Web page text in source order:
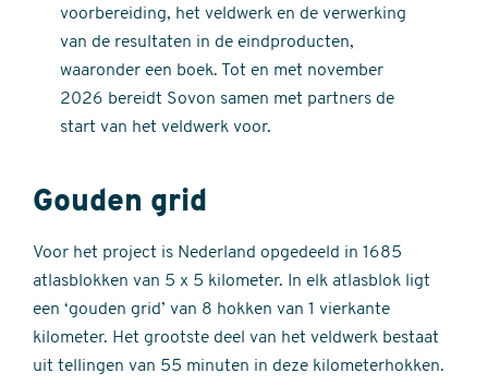
voorbereiding, het veldwerk en de verwerking
van de resultaten in de eindproducten,
waaronder een boek. Tot en met november
2026 bereidt Sovon samen met partners de
start van het veldwerk voor.
Gouden grid
Voor het project is Nederland opgedeeld in 1685
atlasblokken van 5 x 5 kilometer. In elk atlasblok ligt
een ‘gouden grid’ van 8 hokken van 1 vierkante
kilometer. Het grootste deel van het veldwerk bestaat
uit tellingen van 55 minuten in deze kilometerhokken.